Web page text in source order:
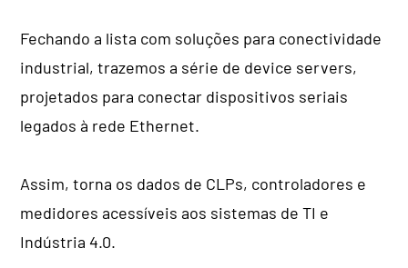
Fechando a lista com soluções para conectividade
industrial, trazemos a série de device servers,
projetados para conectar dispositivos seriais
legados à rede Ethernet.
Assim, torna os dados de CLPs, controladores e
medidores acessíveis aos sistemas de TI e
Indústria 4.0.